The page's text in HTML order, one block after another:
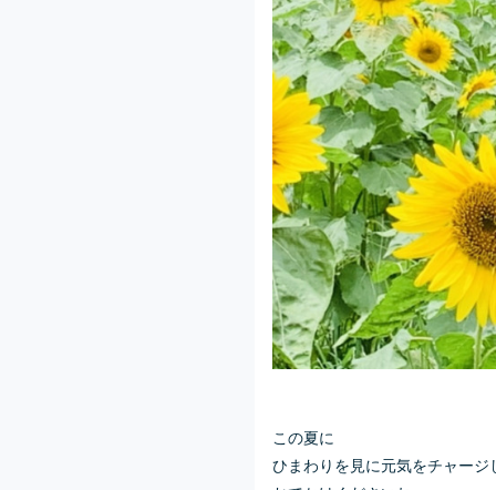
この夏に
ひまわりを見に元気をチャージ